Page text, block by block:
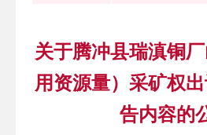
关于腾冲县瑞滇铜
用资源量）采矿权
告内容的